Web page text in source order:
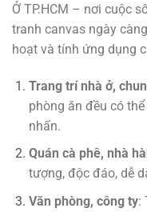
Ở TP.HCM – nơi cuộc
tranh canvas ngày
hoạt và tính ứng dụng
Trang trí nhà ở,
phòng ăn đều có
nhấn.
Quán cà phê, nhà
tượng, độc đáo, dễ
Văn phòng, công ty: